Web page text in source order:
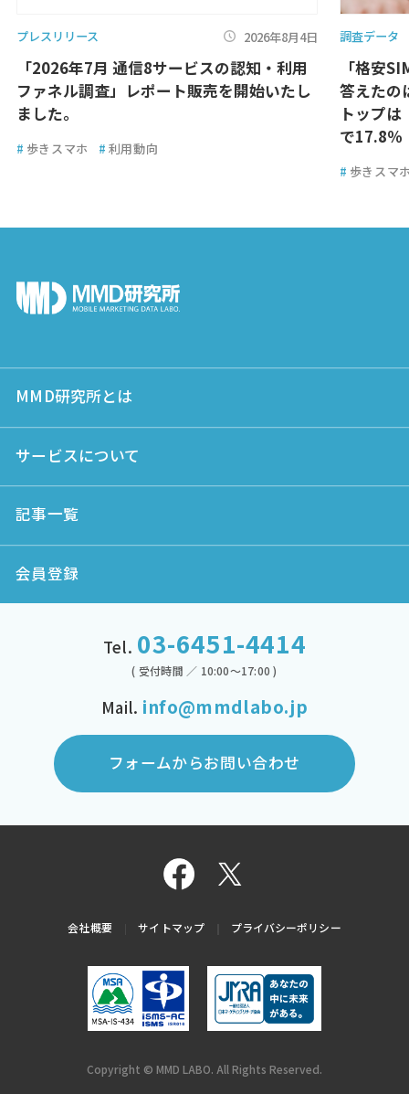
プレスリリース 2026年8月4日
「2026年7月 通信8サービスの認知・利用
ファネル調査」レポート販売を開始いたし
ました。
# 歩きスマホ # 利用動向
調査データ
「格安
答えたの
トップ
で17.8％
# 歩きスマ
MMD研究所とは
サービスについて
記事一覧
会員登録
Tel. 03-6451-4414
( 受付時間 ／ 10:00～17:00 )
Mail. info@mmdlabo.jp
フォームからお問い合わせ
会社概要 サイトマップ プライバシーポリシー
Copyright © MMD LABO. All Rights Reserved.